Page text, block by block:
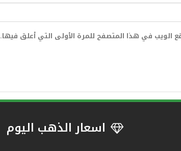
الويب في هذا المتصفح للمرة الأولى التي أعلق فيها.
اسعار الذهب اليوم